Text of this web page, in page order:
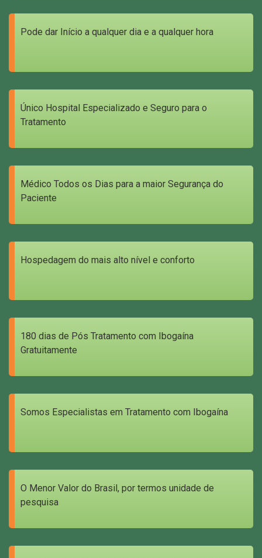
Pode dar Início a qualquer dia e a qualquer hora
Único Hospital Especializado e Seguro para o
Tratamento
Médico Todos os Dias para a maior Segurança do
Paciente
Hospedagem do mais alto nível e conforto
180 dias de Pós Tratamento com Ibogaína
Gratuitamente
Somos Especialistas em Tratamento com Ibogaína
O Menor Valor do Brasil, por termos unidade de
pesquisa